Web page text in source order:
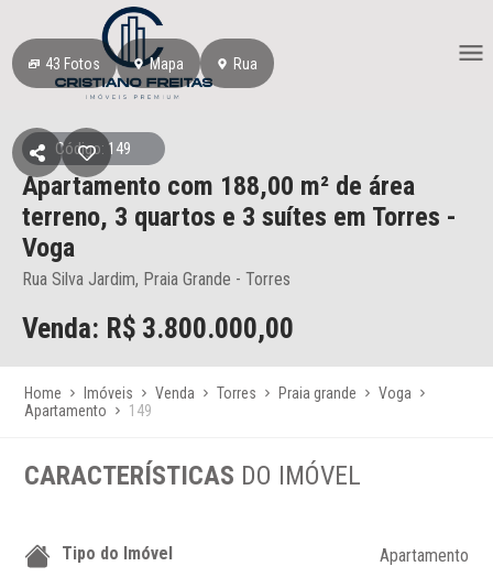
43 Fotos Mapa Rua
Código: 149
Apartamento com 188,00 m² de área
terreno, 3 quartos e 3 suítes em Torres -
Voga
Rua Silva Jardim, Praia Grande - Torres
Venda: R$ 3.800.000,00
Home Imóveis Venda Torres Praia grande
Voga
Apartamento
149
CARACTERÍSTICAS DO IMÓVEL
Tipo do Imóvel Apartamento